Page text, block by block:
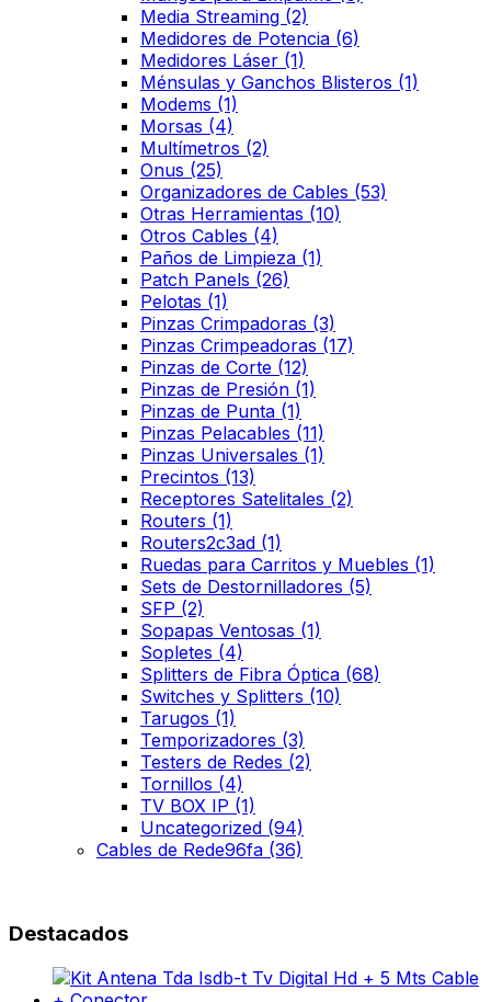
Media Streaming (2)
Medidores de Potencia (6)
Medidores Láser (1)
Ménsulas y Ganchos Blisteros (1)
Modems (1)
Morsas (4)
Multímetros (2)
Onus (25)
Organizadores de Cables (53)
Otras Herramientas (10)
Otros Cables (4)
Paños de Limpieza (1)
Patch Panels (26)
Pelotas (1)
Pinzas Crimpadoras (3)
Pinzas Crimpeadoras (17)
Pinzas de Corte (12)
Pinzas de Presión (1)
Pinzas de Punta (1)
Pinzas Pelacables (11)
Pinzas Universales (1)
Precintos (13)
Receptores Satelitales (2)
Routers (1)
Routers2c3ad (1)
Ruedas para Carritos y Muebles (1)
Sets de Destornilladores (5)
SFP (2)
Sopapas Ventosas (1)
Sopletes (4)
Splitters de Fibra Óptica (68)
Switches y Splitters (10)
Tarugos (1)
Temporizadores (3)
Testers de Redes (2)
Tornillos (4)
TV BOX IP (1)
Uncategorized (94)
Cables de Rede96fa (36)
Destacados